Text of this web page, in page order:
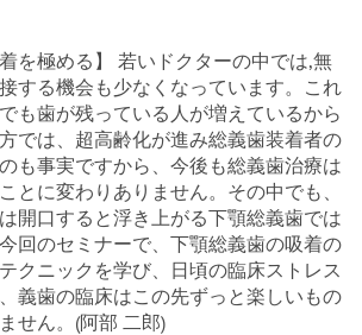
を極める】 若いドクターの中では,無
する機会も少なくなっています。これ
も歯が残っている人が増えているから
では、超高齢化が進み総義歯装着者の
も事実ですから、今後も総義歯治療は
とに変わりありません。その中でも、
開口すると浮き上がる下顎総義歯では
回のセミナーで、下顎総義歯の吸着の
クニックを学び、日頃の臨床ストレス
義歯の臨床はこの先ずっと楽しいもの
せん。(阿部 二郎)